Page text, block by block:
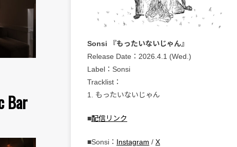
Bar
Sonsi 『もったいないじゃん』
Release Date：2026.4.1 (Wed.)
Label：Sonsi
Tracklist：
1. もったいないじゃん
■配信リンク
■Sonsi： Instagram / X